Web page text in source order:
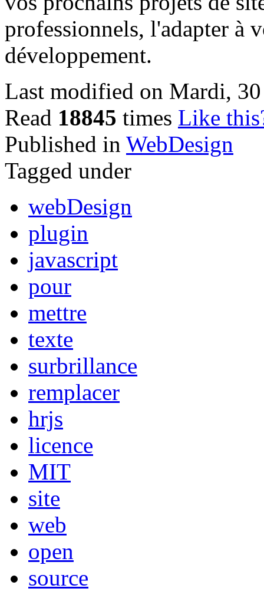
professionnels, l'adapter à
développement.
Last modified on Mardi,
Read 18845 times Like
Published in WebDesign
Tagged under
webDesign
plugin
javascript
pour
mettre
texte
surbrillance
remplacer
hrjs
licence
MIT
site
web
open
source